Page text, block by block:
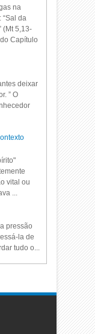
na
da
(Mt 5,13-
Capítulo
deixar
” O
vital ou
...
pressão
la de
tudo o...